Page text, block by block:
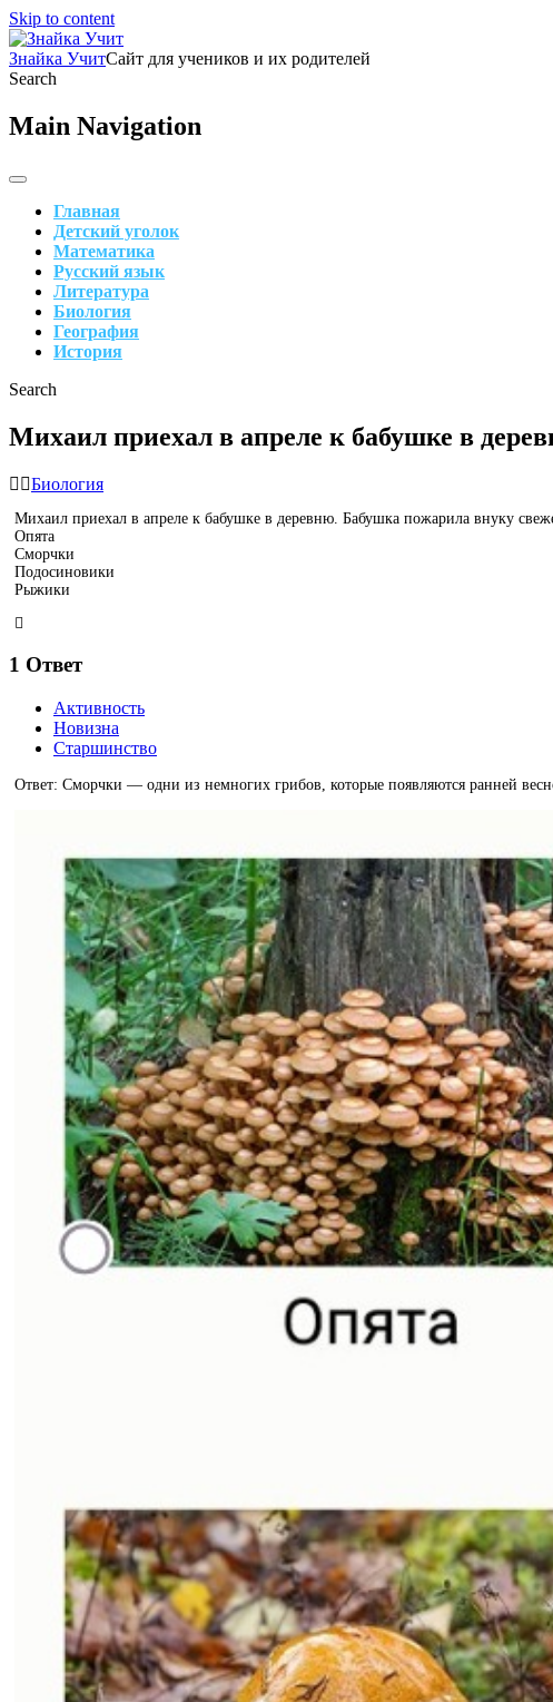
Skip to content
Знайка УчитСайт для учеников и их родителей
Search
Main Navigation
Главная
Детский уголок
Математика
Русский язык
Литература
Биология
География
История
Search
Михаил приехал в апреле к бабушке в
Биология
Михаил приехал в апреле к бабушке в деревню. Бабушка пожарила внуку
Опята
Сморчки
Подосиновики
Рыжики
1 Ответ
Активность
Новизна
Старшинство
Ответ: Сморчки — одни из немногих грибов, которые появляются ранней